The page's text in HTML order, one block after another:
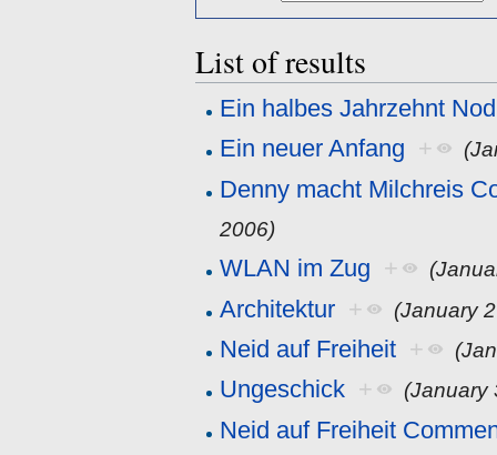
List of results
Ein halbes Jahrzehnt
Ein neuer Anfang +
Denny macht Milchreis
2006)
WLAN im Zug +
Architektur + (January
Neid auf Freiheit +
Ungeschick + (January
Neid auf Freiheit